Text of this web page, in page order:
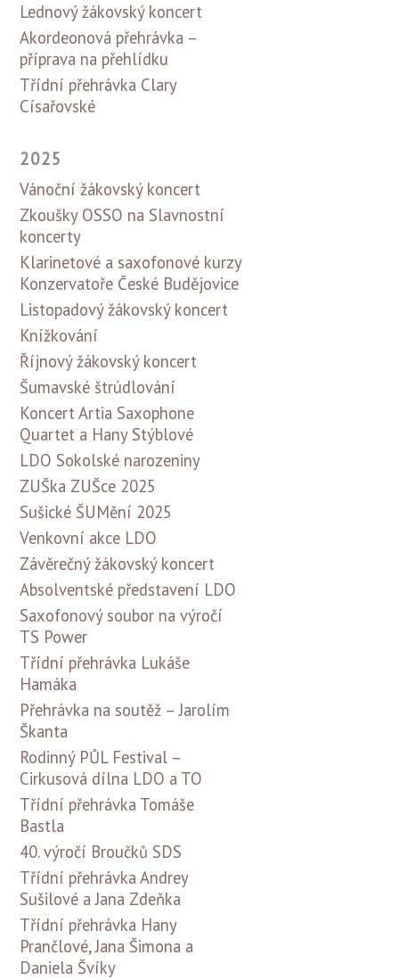
Lednový žákovský koncert
Akordeonová přehrávka –
příprava na přehlídku
Třídní přehrávka Clary
Císařovské
2025
Vánoční žákovský koncert
Zkoušky OSSO na Slavnostní
koncerty
Klarinetové a saxofonové kurzy
Konzervatoře České Budějovice
Listopadový žákovský koncert
Knížkování
Říjnový žákovský koncert
Šumavské štrúdlování
Koncert Artia Saxophone
Quartet a Hany Stýblové
LDO Sokolské narozeniny
ZUŠka ZUŠce 2025
Sušické ŠUMění 2025
Venkovní akce LDO
Závěrečný žákovský koncert
Absolventské představení LDO
Saxofonový soubor na výročí
TS Power
Třídní přehrávka Lukáše
Hamáka
Přehrávka na soutěž – Jarolím
Škanta
Rodinný PŮL Festival –
Cirkusová dílna LDO a TO
Třídní přehrávka Tomáše
Bastla
40. výročí Broučků SDS
Třídní přehrávka Andrey
Sušilové a Jana Zdeňka
Třídní přehrávka Hany
Prančlové, Jana Šimona a
Daniela Švíky